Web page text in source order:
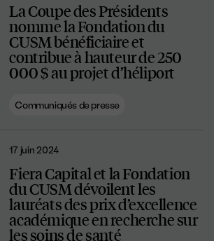
La Coupe des Présidents
nomme la Fondation du
CUSM bénéficiaire et
contribue à hauteur de 250
000 $ au projet d’héliport
Communiqués de presse
17 juin 2024
Fiera Capital et la Fondation
du CUSM dévoilent les
lauréats des prix d’excellence
académique en recherche sur
les soins de santé